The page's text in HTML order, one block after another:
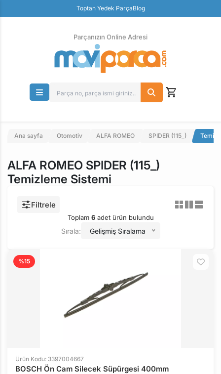
Toptan Yedek ParçaBlog
Ücretsiz İade
Parçanızın Online Adresi
Ana sayfa Otomotiv ALFA ROMEO SPIDER (115_)
ALFA ROMEO SPIDER (115_)
Temizleme Sistemi
Filtrele
Toplam 6adet ürün bulundu
Sırala: Gelişmiş Sıralama
%15
Ürün Kodu: 3397004667
BOSCH Ön Cam Silecek Süpürgesi 400mm